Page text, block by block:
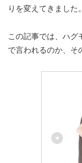
りを変えてきました。
この記事では、ハグ
で言われるのか、そ